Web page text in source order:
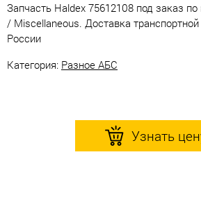
Запчасть Haldex 75612108 под заказ
/ Miscellaneous. Доставка
России
Категория: Разное АБС
Узнать